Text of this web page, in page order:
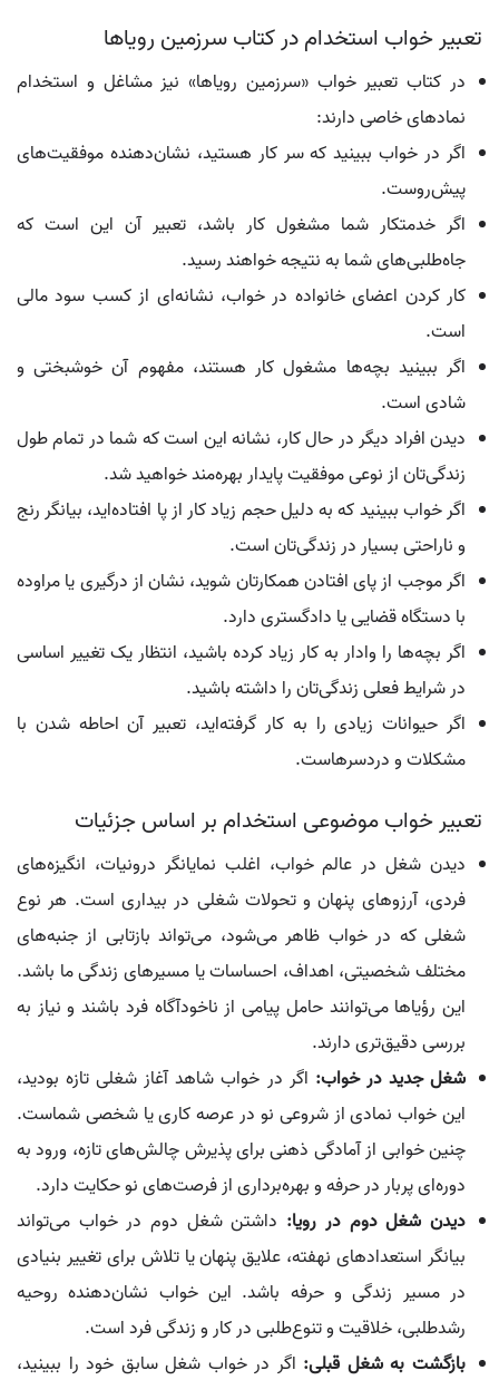
تعبیر خواب استخدام در کتاب سرزمین رویاها
در کتاب تعبیر خواب «سرزمین رویاها» نیز مشاغل و استخدام
نمادهای خاصی دارند:
اگر در خواب ببینید که سر کار هستید، نشان‌دهنده موفقیت‌های
پیش‌روست.
اگر خدمتکار شما مشغول کار باشد، تعبیر آن این است که
جاه‌طلبی‌های شما به نتیجه خواهند رسید.
کار کردن اعضای خانواده در خواب، نشانه‌ای از کسب سود مالی
است.
اگر ببینید بچه‌ها مشغول کار هستند، مفهوم آن خوشبختی و
شادی است.
دیدن افراد دیگر در حال کار، نشانه این است که شما در تمام طول
زندگی‌تان از نوعی موفقیت پایدار بهره‌مند خواهید شد.
اگر خواب ببینید که به دلیل حجم زیاد کار از پا افتاده‌اید، بیانگر رنج
و ناراحتی بسیار در زندگی‌تان است.
اگر موجب از پای افتادن همکارتان شوید، نشان از درگیری یا مراوده
با دستگاه قضایی یا دادگستری دارد.
اگر بچه‌ها را وادار به کار زیاد کرده باشید، انتظار یک تغییر اساسی
در شرایط فعلی زندگی‌تان را داشته باشید.
اگر حیوانات زیادی را به کار گرفته‌اید، تعبیر آن احاطه شدن با
مشکلات و دردسرهاست.
تعبیر خواب موضوعی استخدام بر اساس جزئیات
دیدن شغل در عالم خواب، اغلب نمایانگر درونیات، انگیزه‌های
فردی، آرزوهای پنهان و تحولات شغلی در بیداری است. هر نوع
شغلی که در خواب ظاهر می‌شود، می‌تواند بازتابی از جنبه‌های
مختلف شخصیتی، اهداف، احساسات یا مسیرهای زندگی ما باشد.
این رؤیاها می‌توانند حامل پیامی از ناخودآگاه فرد باشند و نیاز به
بررسی دقیق‌تری دارند.
شغل جدید در خواب: اگر در خواب شاهد آغاز شغلی تازه بودید،
این خواب نمادی از شروعی نو در عرصه کاری یا شخصی شماست.
چنین خوابی از آمادگی ذهنی برای پذیرش چالش‌های تازه، ورود به
دوره‌ای پربار در حرفه و بهره‌برداری از فرصت‌های نو حکایت دارد.
دیدن شغل دوم در رویا: داشتن شغل دوم در خواب می‌تواند
بیانگر استعدادهای نهفته، علایق پنهان یا تلاش برای تغییر بنیادی
در مسیر زندگی و حرفه باشد. این خواب نشان‌دهنده روحیه
رشدطلبی، خلاقیت و تنوع‌طلبی در کار و زندگی فرد است.
بازگشت به شغل قبلی: اگر در خواب شغل سابق خود را ببینید،